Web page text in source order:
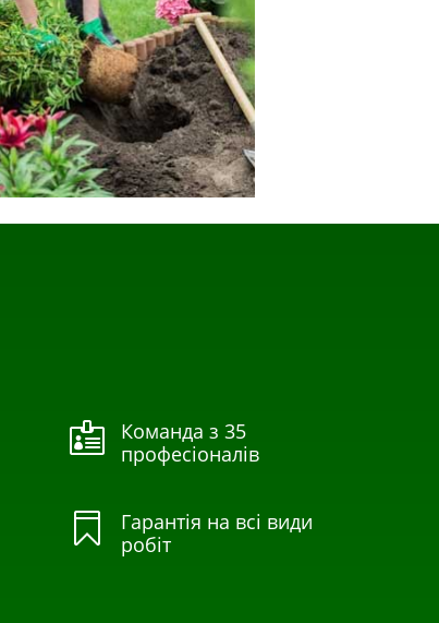

Команда з 35
професіоналів

Гарантія на всі види
робіт